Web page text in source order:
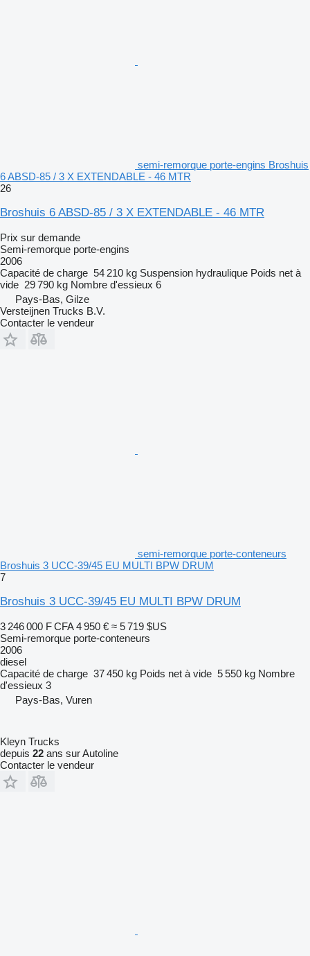
semi-remorque porte-engins Broshuis
6 ABSD-85 / 3 X EXTENDABLE - 46 MTR
26
Broshuis 6 ABSD-85 / 3 X EXTENDABLE - 46 MTR
Prix sur demande
Semi-remorque porte-engins
2006
Capacité de charge 54 210 kg Suspension hydraulique Poids net à
vide 29 790 kg Nombre d'essieux 6
Pays-Bas, Gilze
Versteijnen Trucks B.V.
Contacter le vendeur
semi-remorque porte-conteneurs
Broshuis 3 UCC-39/45 EU MULTI BPW DRUM
7
Broshuis 3 UCC-39/45 EU MULTI BPW DRUM
3 246 000 F CFA 4 950 € ≈ 5 719 $US
Semi-remorque porte-conteneurs
2006
diesel
Capacité de charge 37 450 kg Poids net à vide 5 550 kg Nombre
d'essieux 3
Pays-Bas, Vuren
Kleyn Trucks
depuis 22 ans sur Autoline
Contacter le vendeur